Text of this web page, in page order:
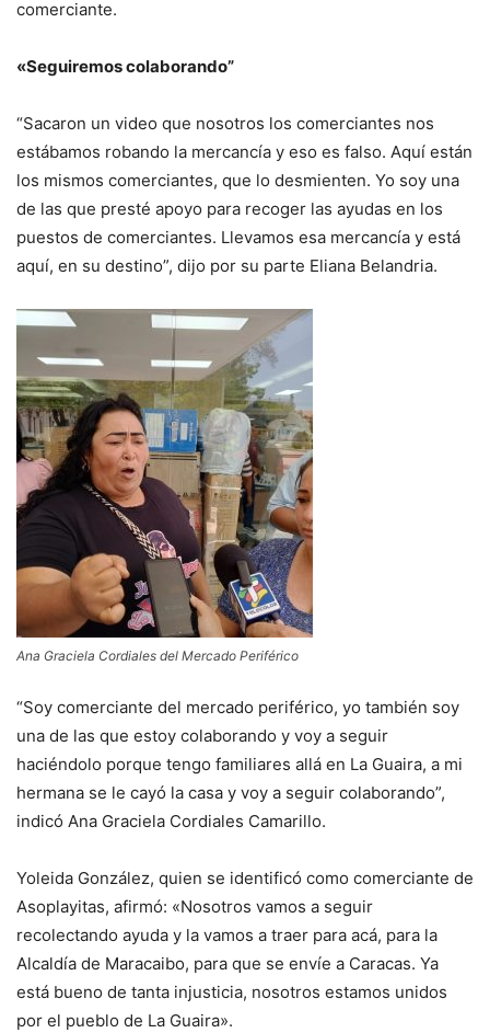
comerciante.
«Seguiremos colaborando”
“Sacaron un video que nosotros los comerciantes nos
estábamos robando la mercancía y eso es falso. Aquí están
los mismos comerciantes, que lo desmienten. Yo soy una
de las que presté apoyo para recoger las ayudas en los
puestos de comerciantes. Llevamos esa mercancía y está
aquí, en su destino”, dijo por su parte Eliana Belandria.
Ana Graciela Cordiales del Mercado Periférico
“Soy comerciante del mercado periférico, yo también soy
una de las que estoy colaborando y voy a seguir
haciéndolo porque tengo familiares allá en La Guaira, a mi
hermana se le cayó la casa y voy a seguir colaborando”,
indicó Ana Graciela Cordiales Camarillo.
Yoleida González, quien se identificó como comerciante de
Asoplayitas, afirmó: «Nosotros vamos a seguir
recolectando ayuda y la vamos a traer para acá, para la
Alcaldía de Maracaibo, para que se envíe a Caracas. Ya
está bueno de tanta injusticia, nosotros estamos unidos
por el pueblo de La Guaira».